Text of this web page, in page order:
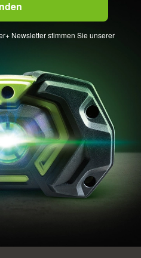
Newsletter stimmen Sie unserer